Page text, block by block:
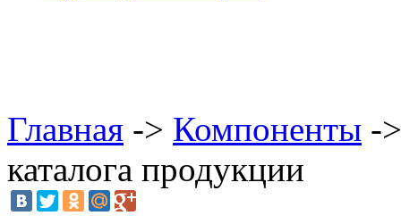
Главная -> Компоненты -
каталога продукции